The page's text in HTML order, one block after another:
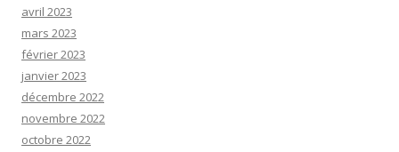
avril 2023
mars 2023
février 2023
janvier 2023
décembre 2022
novembre 2022
octobre 2022